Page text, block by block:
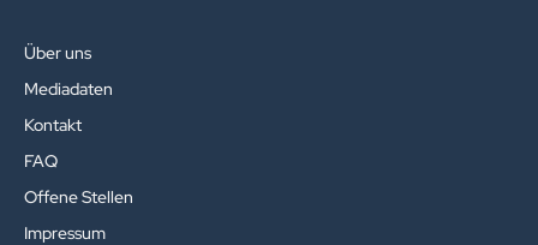
Über uns
Mediadaten
Kontakt
FAQ
Offene Stellen
Impressum